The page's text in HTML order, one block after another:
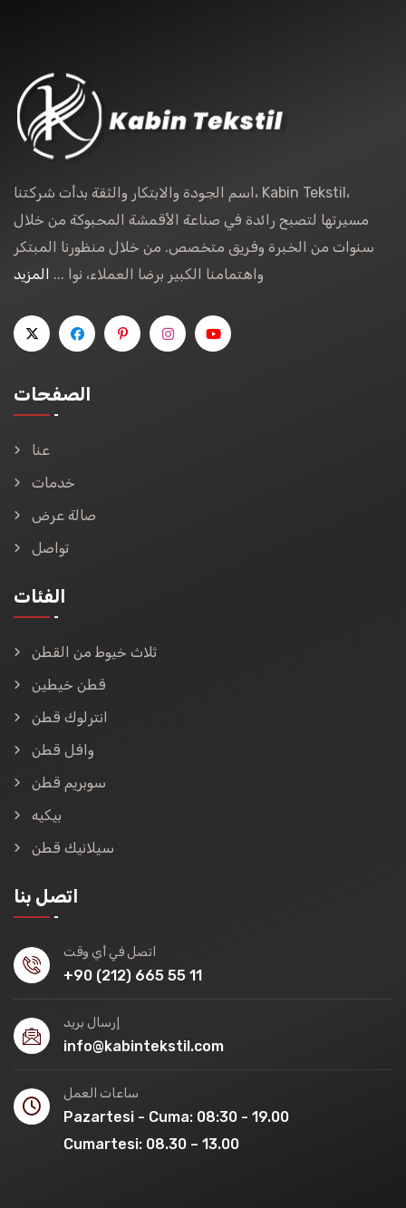
اسم الجودة والابتكار والثقة بدأت شركتنا، Kabin Tekstil،
مسيرتها لتصبح رائدة في صناعة الأقمشة المحبوكة من خلال
سنوات من الخبرة وفريق متخصص. من خلال منظورنا المبتكر
واهتمامنا الكبير برضا العملاء، نوا ... المزيد
الصفحات
عنا
خدمات
صالة عرض
تواصل
الفئات
ثلاث خيوط من القطن
قطن خيطين
انترلوك قطن
وافل قطن
سوبريم قطن
بيكيه
سيلانيك قطن
اتصل بنا
اتصل في أي وقت
+90 (212) 665 55 11
إرسال بريد
info@kabintekstil.com
ساعات العمل
Pazartesi - Cuma: 08:30 - 19.00
Cumartesi: 08.30 – 13.00